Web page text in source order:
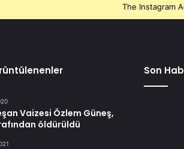
The Instagram
Vaizesi Özlem Güneş,
öldürüldü
Son